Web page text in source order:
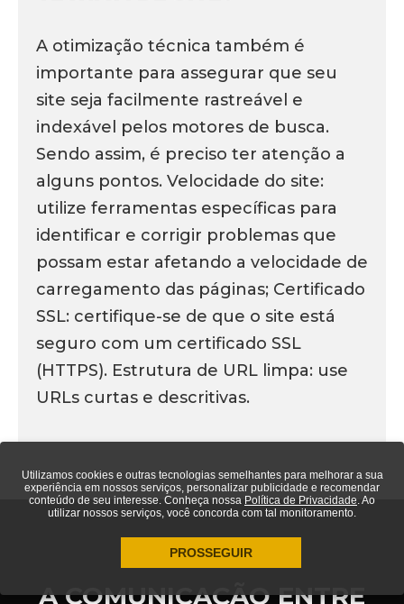
A otimização técnica também é
importante para assegurar que seu
site seja facilmente rastreável e
indexável pelos motores de busca.
Sendo assim, é preciso ter atenção a
alguns pontos. Velocidade do site:
utilize ferramentas específicas para
identificar e corrigir problemas que
possam estar afetando a velocidade de
carregamento das páginas; Certificado
SSL: certifique-se de que o site está
seguro com um certificado SSL
(HTTPS). Estrutura de URL limpa: use
URLs curtas e descritivas.
A COMUNICAÇÃO ENTRE
Utilizamos cookies e outras tecnologias semelhantes para melhorar a sua
experiência em nossos serviços, personalizar publicidade e recomendar
conteúdo de seu interesse. Conheça nossa Política de Privacidade. Ao
utilizar nossos serviços, você concorda com tal monitoramento.
PROSSEGUIR